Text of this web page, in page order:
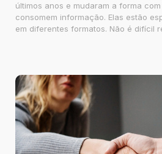
últimos anos e mudaram a forma
consomem informação. Elas estão
em diferentes formatos. Não é difícil